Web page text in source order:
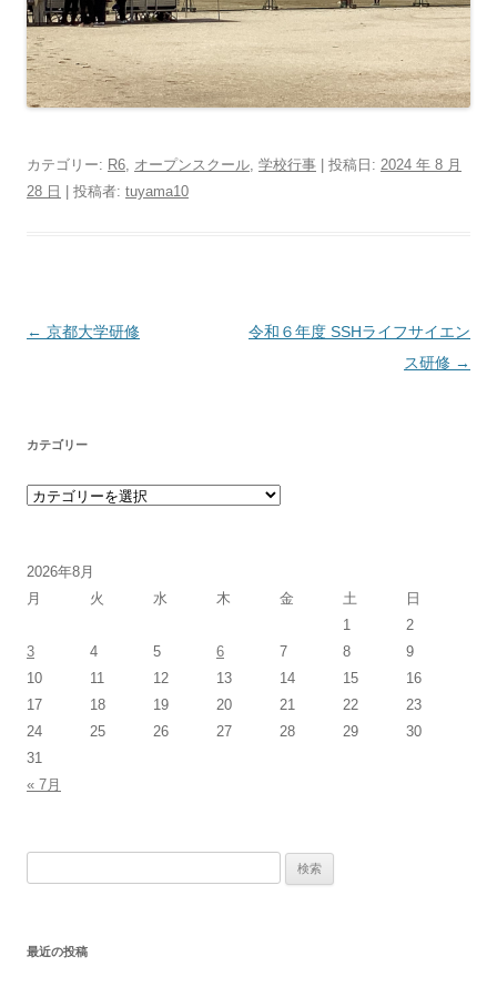
カテゴリー: R6, オープンスクール, 学校行事 | 投稿日: 2024 年 8 月
28 日
投稿者: tuyama10
投稿ナビゲーション
← 京都大学研修
令和６年度 SSHライフサイエン
ス研修 →
カテゴリー
カテゴリー
2026年8月
月
火 水 木 金 土 日
« 7月
1
2
3
4 5 6 7 8
9
10
11 12 13 14 15
16
17
18 19 20 21 22
23
24
25 26 27 28 29
30
31
最近の投稿